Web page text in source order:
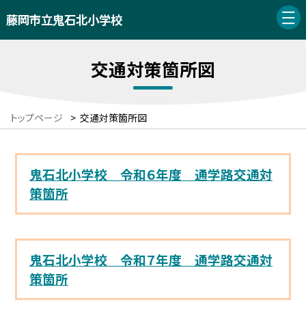
藤岡市立鬼石北小学校
交通対策箇所図
トップページ > 交通対策箇所図
鬼石北小学校 令和６年度 通学路交通対
策箇所
鬼石北小学校 令和７年度 通学路交通対
策箇所